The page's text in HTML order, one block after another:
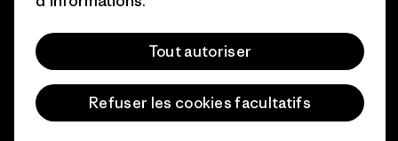
français
Tout autoriser
Refuser les cookies facultatifs